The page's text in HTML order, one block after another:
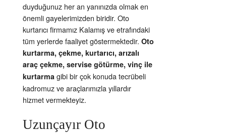
duyduğunuz her an yanınızda olmak en
önemli gayelerimizden biridir. Oto
kurtarıcı firmamız Kalamış ve etrafındaki
tüm yerlerde faaliyet göstermektedir. Oto
kurtarma, çekme, kurtarıcı, arızalı
araç çekme, servise götürme, vinç ile
kurtarma gibi bir çok konuda tecrübeli
kadromuz ve araçlarımızla yıllardır
hizmet vermekteyiz.
Uzunçayır Oto